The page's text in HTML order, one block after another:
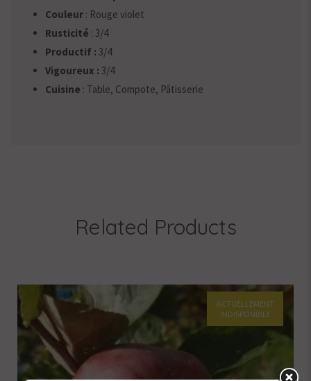
Couleur : Rouge violet
Rusticité : 3/4
Productif : 3/4
Vigoureux : 3/4
Cuisine : Table, Compote, Pâtisserie
Related Products
ACTUELLEMENT
INDISPONIBLE